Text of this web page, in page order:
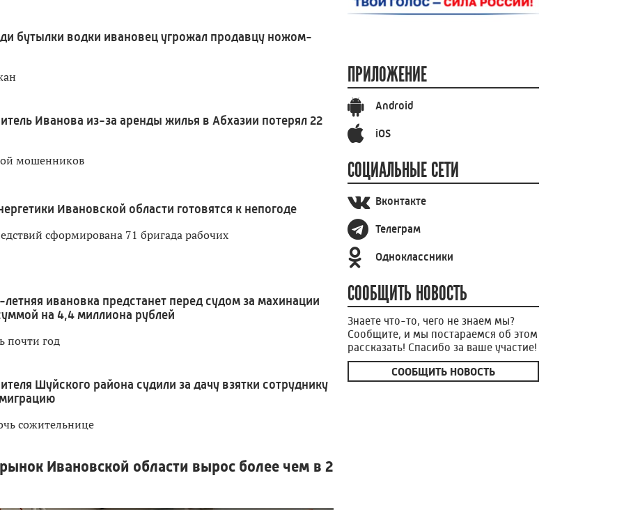
бутылки водки ивановец угрожал продавцу ножом-
Иванова из-за аренды жилья в Абхазии потерял 22
мошенников
Ивановской области готовятся к непогоде
сформирована 71 бригада рабочих
летняя ивановка предстанет перед судом за махинации
на 4,4 миллиона рублей
почти год
Шуйского района судили за дачу взятки сотруднику
сожительнице
Ивановской области вырос более чем в 2
ПРИЛОЖЕНИЕ
Android
iOS
СОЦИАЛЬНЫЕ СЕТИ
Вконтакте
Телеграм
Одноклассники
СООБЩИТЬ НОВОСТЬ
Знаете что-то, чего не знаем мы?
Сообщите, и мы постараемся об этом
рассказать! Спасибо за ваше участие!
СООБЩИТЬ НОВОСТЬ